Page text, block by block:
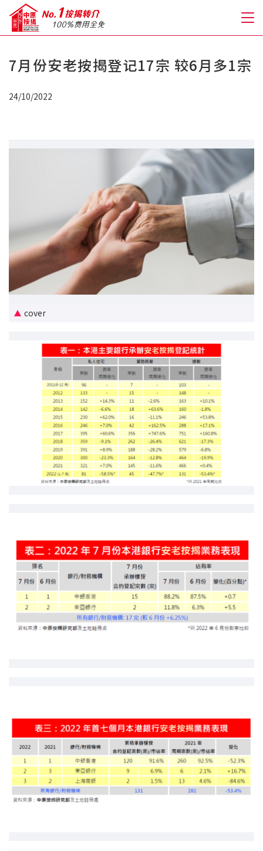
关于我们
私人贷款
优惠礼遇
新盘优越按揭优惠
中原按揭标签优惠
按揭计算
转按计算
置业预算
供款年期计算
印花税计算
免费物业估价
下载中心
按揭全面睇
统计数据库
按揭快趣智识
按揭智库
7月份安老按揭登记17宗 较6月多1宗
24/10/2022
cover